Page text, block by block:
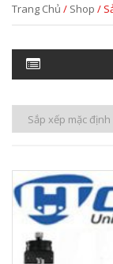
Trang Chủ / Shop /